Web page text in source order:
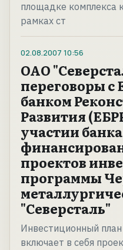
площадке комплекса
рамках ст
02.08.2007 10:56
ОАО
переговоры с
банком
Развития
участии
проектов
программы
"Северсталь"
Инвестиционный
включает в себя